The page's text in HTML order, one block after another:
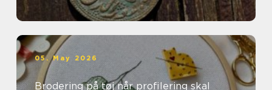
05. May 2026
Brodering på tøj når profilering skal